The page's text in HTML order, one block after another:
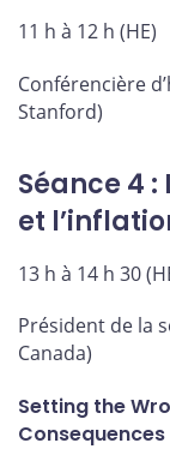
11 h à 12 h (HE)
Conférencière
Stanford)
Séance 4
et
13 h à 14 h 30
Président de la
Canada)
Setting the